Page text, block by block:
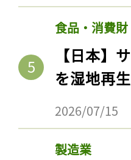
食品・消費
【日本】
を湿地再
2026/07/15
製造業